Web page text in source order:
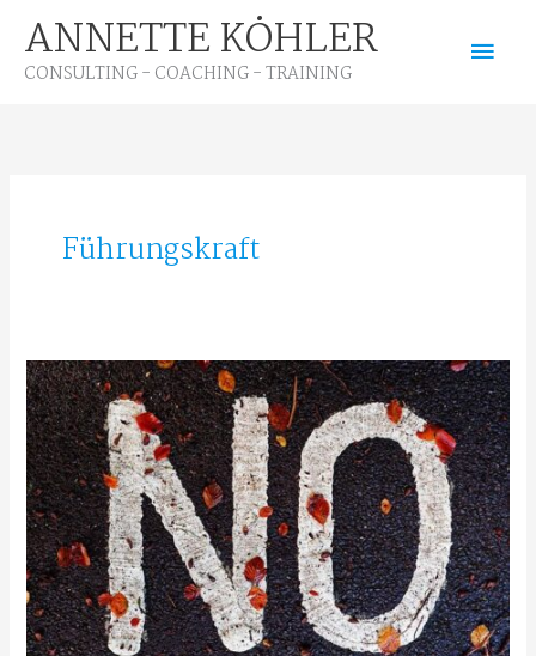
Inhalt
springen
ANNETTE KÖHLER
CONSULTING - COACHING - TRAINING
Führungskraft